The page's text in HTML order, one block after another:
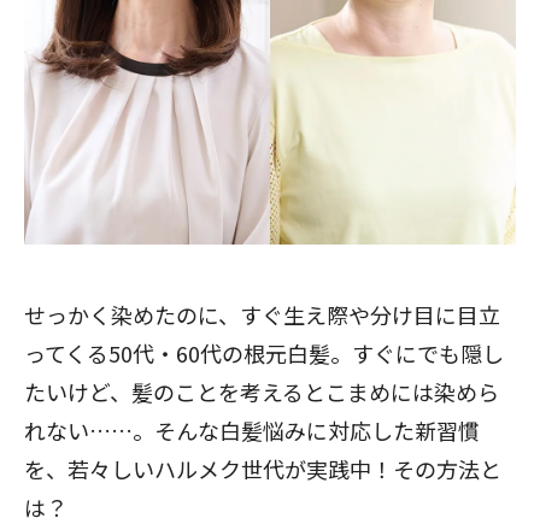
せっかく染めたのに、すぐ生え際や分け目に目立
ってくる50代・60代の根元白髪。すぐにでも隠し
たいけど、髪のことを考えるとこまめには染めら
れない……。そんな白髪悩みに対応した新習慣
を、若々しいハルメク世代が実践中！その方法と
は？